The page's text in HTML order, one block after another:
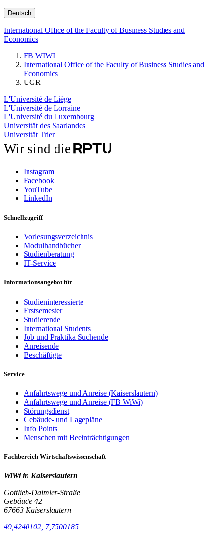
Deutsch
International Office of the Faculty of Business Studies and
Economics
FB WIWI
International Office of the Faculty of Business Studies and
Economics
UGR
L'Université de Liège
L'Université de Lorraine
L'Université du Luxembourg
Universität des Saarlandes
Universität Trier
Wir sind die
Instagram
Facebook
YouTube
LinkedIn
Schnellzugriff
Vorlesungsverzeichnis
Modulhandbücher
Studienberatung
IT-Service
Informationsangebot für
Studieninteressierte
Erstsemester
Studierende
International Students
Job und Praktika Suchende
Anreisende
Beschäftigte
Service
Anfahrtswege und Anreise (Kaiserslautern)
Anfahrtswege und Anreise (FB WiWi)
Störungsdienst
Gebäude- und Lagepläne
Info Points
Menschen mit Beeinträchtigungen
Fachbereich Wirtschaftswissenschaft
WiWi in Kaiserslautern
Gottlieb-Daimler-Straße
Gebäude 42
67663 Kaiserslautern
49,4240102, 7,7500185